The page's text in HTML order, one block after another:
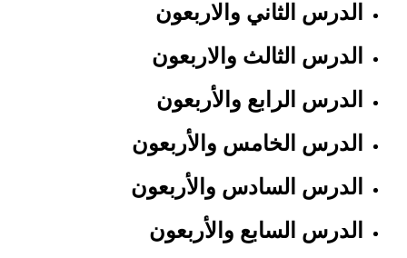
الدرس الثاني والاربعون
الدرس الثالث والاربعون
الدرس الرابع والأربعون
الدرس الخامس والأربعون
الدرس السادس والأربعون
الدرس السابع والأربعون